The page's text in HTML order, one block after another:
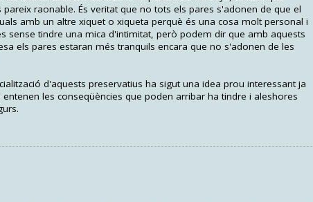
raonable. És veritat que no tots els pares s'adonen de que el
amb un altre xiquet o xiqueta perquè és una cosa molt personal i
sense tindre una mica d'intimitat, però podem dir que amb aquests
els pares estaran més tranquils encara que no s'adonen de les
d'aquests preservatius ha sigut una idea prou interessant ja
les conseqüències que poden arribar ha tindre i aleshores